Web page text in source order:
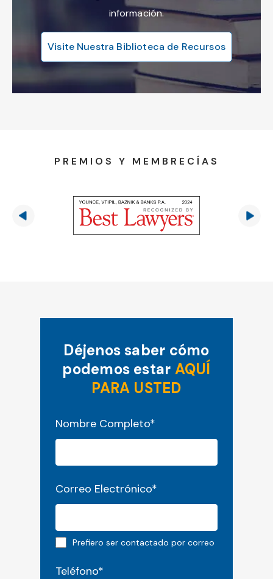
información.
Visite Nuestra Biblioteca de Recursos
PREMIOS Y MEMBRECÍAS
Déjenos saber cómo
podemos estar AQUÍ
PARA USTED
Nombre Completo*
Correo Electrónico*
Email preferred
Prefiero ser contactado por correo
Teléfono*